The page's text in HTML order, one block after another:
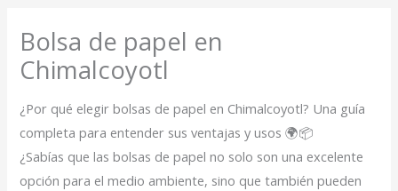
Bolsa de papel en
Chimalcoyotl
¿Por qué elegir bolsas de papel en Chimalcoyotl? Una guía
completa para entender sus ventajas y usos 🌍📦
¿Sabías que las bolsas de papel no solo son una excelente
opción para el medio ambiente, sino que también pueden